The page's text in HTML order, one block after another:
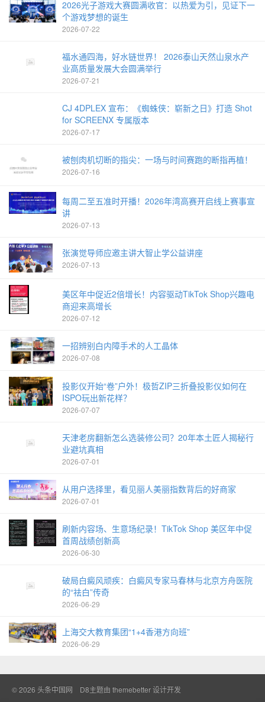
2026光子游戏大赛圆满收官：以热爱为引，见证下一
个游戏梦想的诞生
2026-07-22
福水通四海，好水链世界！ 2026泰山天然山泉水产
业高质量发展大会圆满举行
2026-07-21
CJ 4DPLEX 宣布：《蜘蛛侠：崭新之日》打造 Shot
for SCREENX 专属版本
2026-07-17
被刨肉机切断的指尖：一场与时间赛跑的断指再植！
2026-07-16
每周二至五准时开播！2026年湾高赛开启线上赛事宣
讲
2026-07-13
张演觉导师应邀主讲大智止学公益讲座
2026-07-13
美区年中促近2倍增长！内容驱动TikTok Shop兴趣电
商迎来高增长
2026-07-12
一招辨别白内障手术的人工晶体
2026-07-08
投影仪开始“卷”户外！极哲ZIP三折叠投影仪如何在
ISPO玩出新花样？
2026-07-07
天津老房翻新怎么选装修公司？20年本土匠人揭秘行
业避坑真相
2026-07-01
从用户选择里，看见丽人美丽指数背后的好商家
2026-07-01
刷新内容场、生意场纪录！TikTok Shop 美区年中促
首周战绩创新高
2026-06-30
破局白癜风顽疾：白癜风专家马春林与北京方舟医院
的“祛白”传奇
2026-06-29
上海交大教育集团“1+4香港方向班”
2026-06-29
© 2026 头条中国网 D8主题由 themebetter设计开发